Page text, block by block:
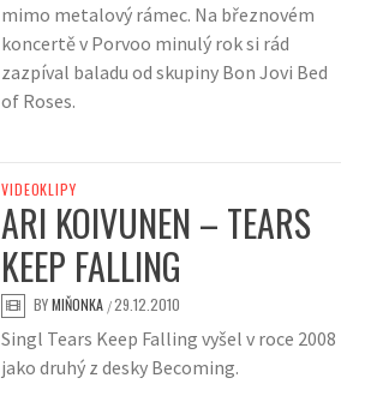
mimo metalový rámec. Na březnovém
koncertě v Porvoo minulý rok si rád
zazpíval baladu od skupiny Bon Jovi Bed
of Roses.
VIDEOKLIPY
ARI KOIVUNEN – TEARS
KEEP FALLING
BYMIŇONKA /29.12.2010
Singl Tears Keep Falling vyšel v roce 2008
jako druhý z desky Becoming.